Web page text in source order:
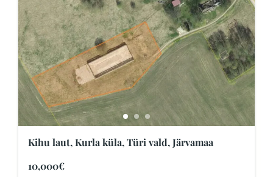
Kihu laut, Kurla küla, Türi vald, Järvamaa
10,000€